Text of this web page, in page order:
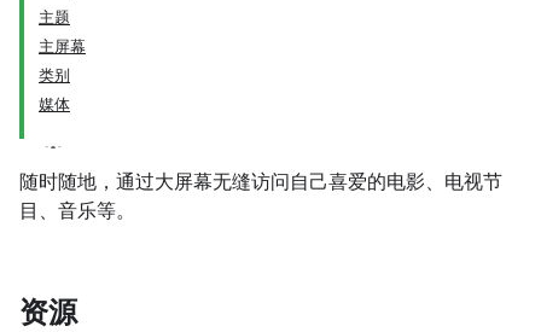
主题
主屏幕
类别
媒体
随时随地，通过大屏幕无缝访问自己喜爱的电影、电视节
目、音乐等。
资源